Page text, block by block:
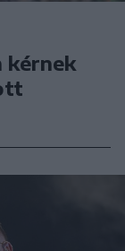
kérnek